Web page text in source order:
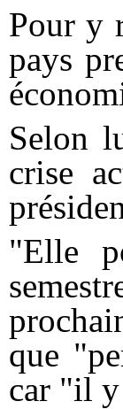
Pour y
pays
Selon
crise
"Elle
que
car "il